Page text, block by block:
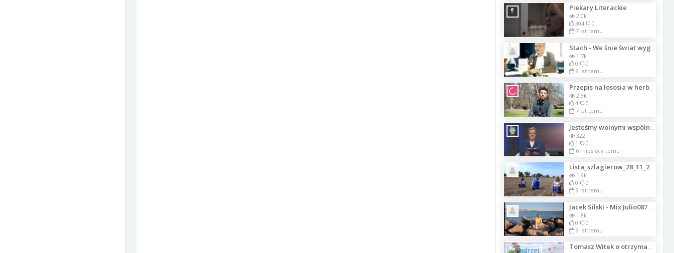
Piekary Literackie
2.0k
304
0
7 lat temu
1.7k
0
0
9 lat temu
Przepis na łososia w herbacie
2.3k
4
0
7 lat temu
322
1
0
6 miesięcy temu
Lista_szlagierow_28_11_2017_2
1.9k
0
0
9 lat temu
1.8k
0
0
9 lat temu
Tomasz Witek o otrzymanej nagrodzie Perły EuroTurystyki na VIII Letniej Gali P.